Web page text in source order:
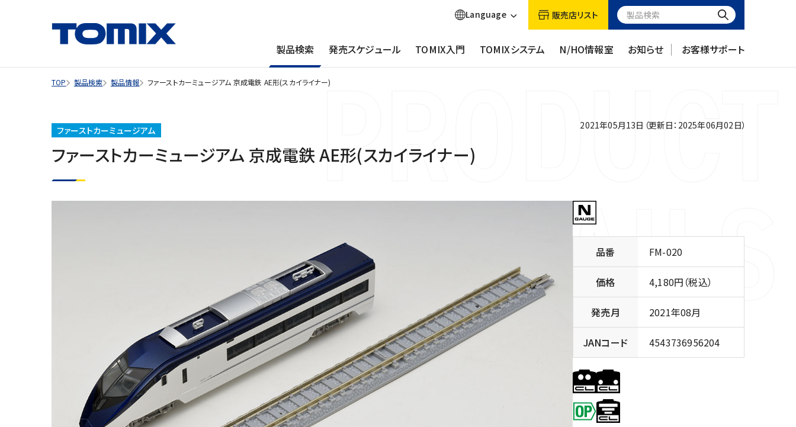
製品検索 発売スケジュール TOMIX入門 TOMIXシステム N/HO情報室 お知らせ お客様サポート
Language 販売店リスト
TOP 製品検索 製品情報 ファーストカーミュージアム 京成電鉄 AE形(スカイライナー)
ファーストカーミュージアム
ファーストカーミュージアム 京成電鉄 AE形(スカイライナー)
2021年05月13日（更新日：2025年06月02日）
品番 FM-020
価格 4,180円（税込）
発売月 2021年08月
JANコード 4543736956204